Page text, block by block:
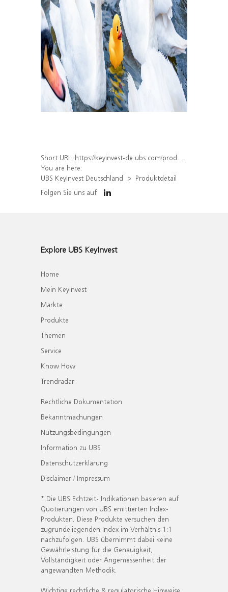
Short URL: https://keyinvest-de.ubs.com/produkt/detail/index/isin/DE000WA7MEY3
You are here:
UBS KeyInvest Deutschland
Produktdetail
Folgen Sie uns auf
Explore UBS KeyInvest
Home
Mein KeyInvest
Märkte
Produkte
Themen
Service
Know How
Trendradar
Rechtliche Dokumentation
Bekanntmachungen
Nutzungsbedingungen
Information zu UBS
Datenschutzerklärung
Disclaimer / Impressum
* Die UBS Echtzeit- Indikationen basieren auf
Quotierungen von UBS emittierten Index-
Produkten. Diese Produkte versuchen den
zugrundeliegenden Index im Verhältnis 1:1
nachzufolgen. UBS übernimmt dabei keine
Gewährleistung für die Genauigkeit,
Vollständigkeit oder Angemessenheit der
angewandten Methodik.